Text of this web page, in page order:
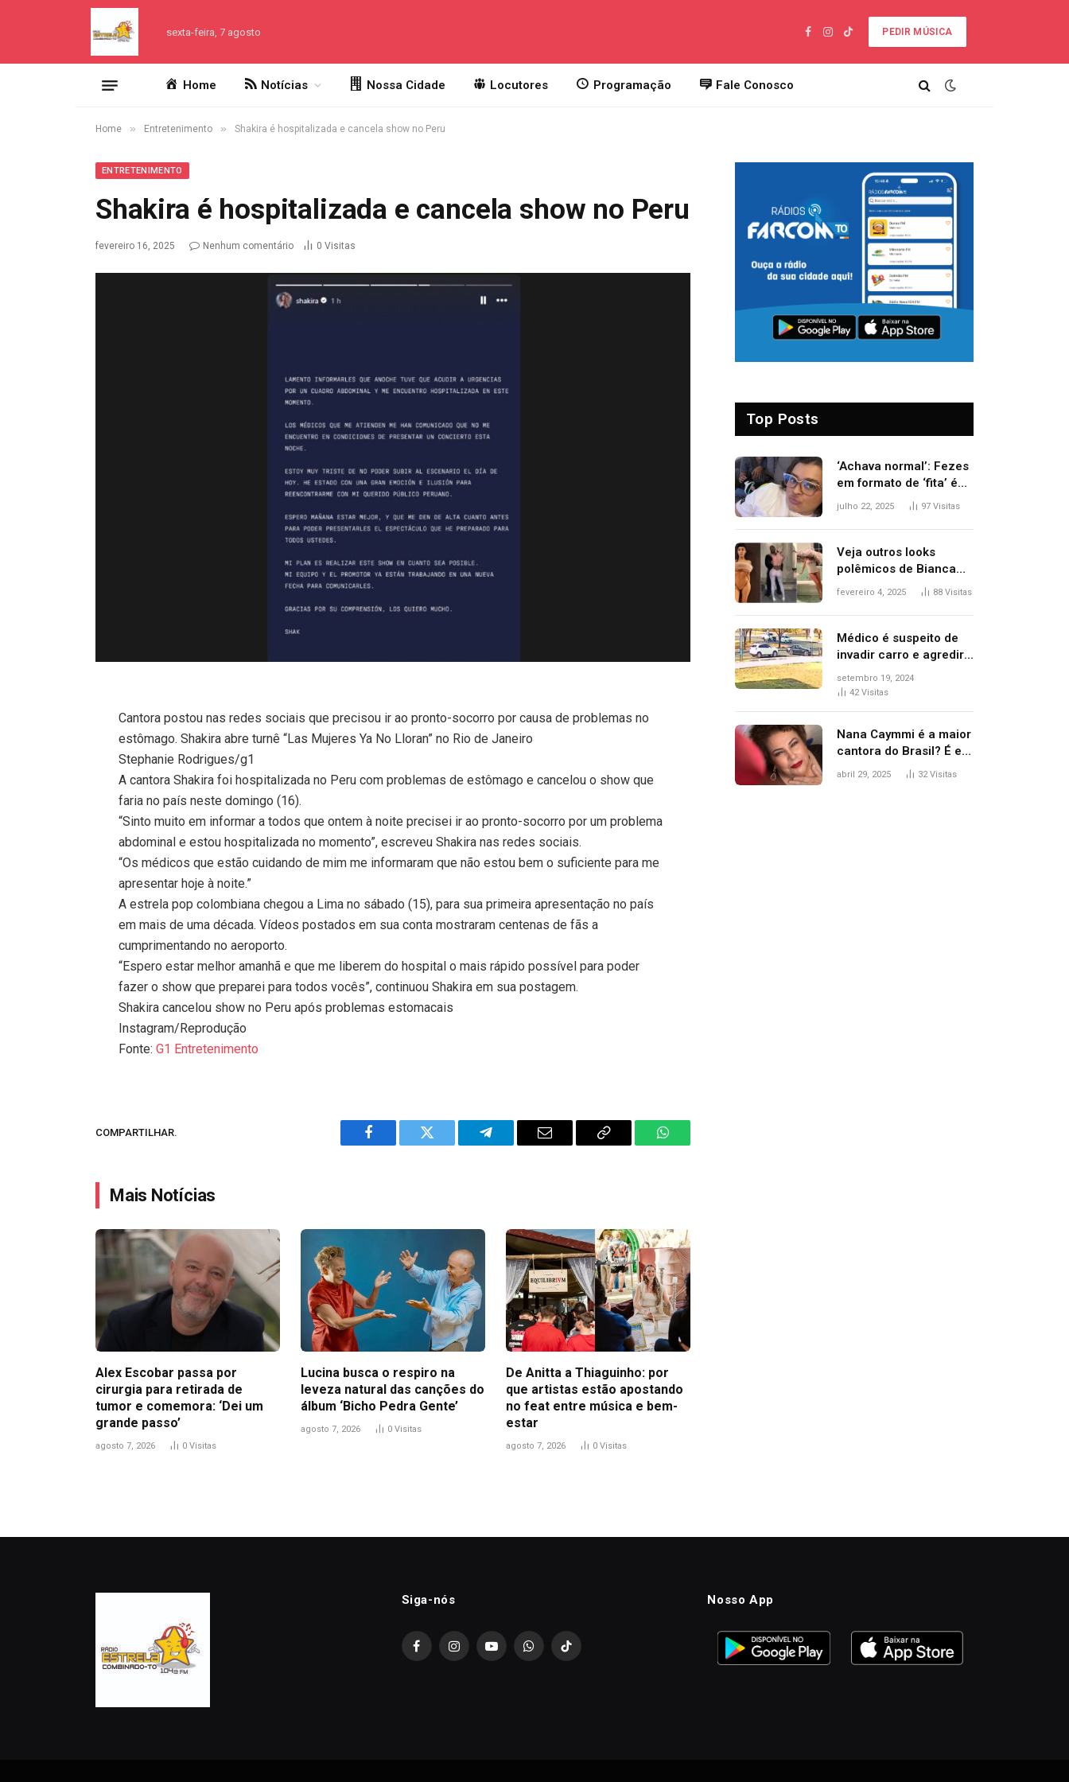
sexta-feira, 7 agosto
Facebook
Instagram
TikTok
PEDIR MÚSICA
Home Notícias Nossa Cidade Locutores Programação Fale Conosco
Home » Entretenimento » Shakira é hospitalizada e cancela show no Peru
ENTRETENIMENTO
Shakira é hospitalizada e cancela show no Peru
fevereiro 16, 2025 Nenhum comentário 0 Visitas
Cantora postou nas redes sociais que precisou ir ao pronto-socorro por causa de problemas no
estômago. Shakira abre turnê “Las Mujeres Ya No Lloran” no Rio de Janeiro
Stephanie Rodrigues/g1
A cantora Shakira foi hospitalizada no Peru com problemas de estômago e cancelou o show que
faria no país neste domingo (16).
“Sinto muito em informar a todos que ontem à noite precisei ir ao pronto-socorro por um problema
abdominal e estou hospitalizada no momento”, escreveu Shakira nas redes sociais.
“Os médicos que estão cuidando de mim me informaram que não estou bem o suficiente para me
apresentar hoje à noite.”
A estrela pop colombiana chegou a Lima no sábado (15), para sua primeira apresentação no país
em mais de uma década. Vídeos postados em sua conta mostraram centenas de fãs a
cumprimentando no aeroporto.
“Espero estar melhor amanhã e que me liberem do hospital o mais rápido possível para poder
fazer o show que preparei para todos vocês”, continuou Shakira em sua postagem.
Shakira cancelou show no Peru após problemas estomacais
Instagram/Reprodução
Fonte:G1 Entretenimento
COMPARTILHAR.
Facebook Twitter Telegram Email
Copy
WhatsApp
Mais Notícias
Alex Escobar passa por
cirurgia para retirada de
tumor e comemora: ‘Dei um
grande passo’
agosto 7, 2026 0 Visitas
Lucina busca o respiro na
leveza natural das canções do
álbum ‘Bicho Pedra Gente’
agosto 7, 2026 0 Visitas
De Anitta a Thiaguinho: por
que artistas estão apostando
no feat entre música e bem-
estar
agosto 7, 2026 0 Visitas
Top Posts
‘Achava normal’: Fezes
em formato de ‘fita’ é
um dos alertas para
Gil
julho 22, 2025 97 Visitas
Veja outros looks
polêmicos de Bianca
Censori, esposa de
Grammy 2025
fevereiro 4, 2025 88 Visitas
Médico é suspeito de
invadir carro e agredir
delegado aposentado
durante confusão no
setembro 19, 2024
42Visitas
Nana Caymmi é a maior
cantora do Brasil? É e
não é…
abril 29, 2025 32Visitas
Siga-nós
FacebookInstagramYouTubeWhatsAppTikTok
Nosso App